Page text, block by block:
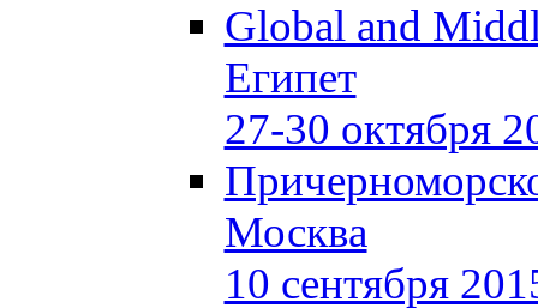
Global and
Египет
27-30 октября
Москва
10 сентября